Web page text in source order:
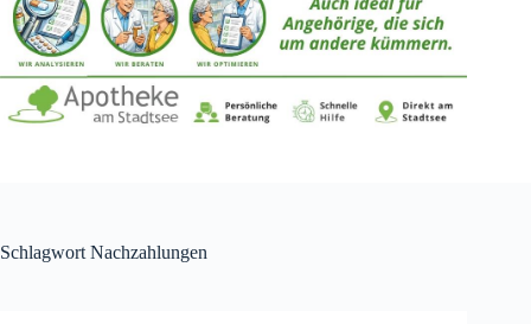
Schlagwort Nachzahlungen